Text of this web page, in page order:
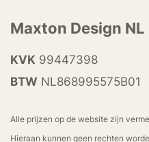
Maxton Design NL
KVK 99447398
BTW NL868995575B01
Alle prijzen op de website zijn
Hieraan kunnen geen rechten